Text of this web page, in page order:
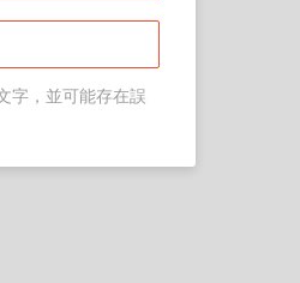
字，並可能存在誤